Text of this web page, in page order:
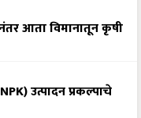
आता विमानातून कृषी
उत्पादन प्रकल्पाचे